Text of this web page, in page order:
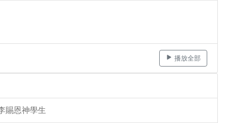
播放全部
賜恩神學生